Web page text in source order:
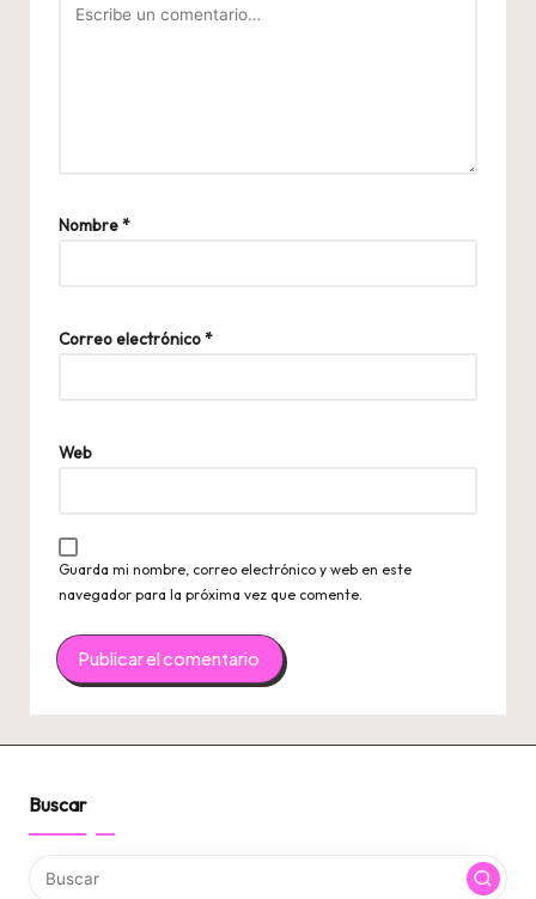
Nombre*
Correo electrónico*
Web
Guarda mi nombre, correo electrónico y web en este
navegador para la próxima vez que comente.
Buscar